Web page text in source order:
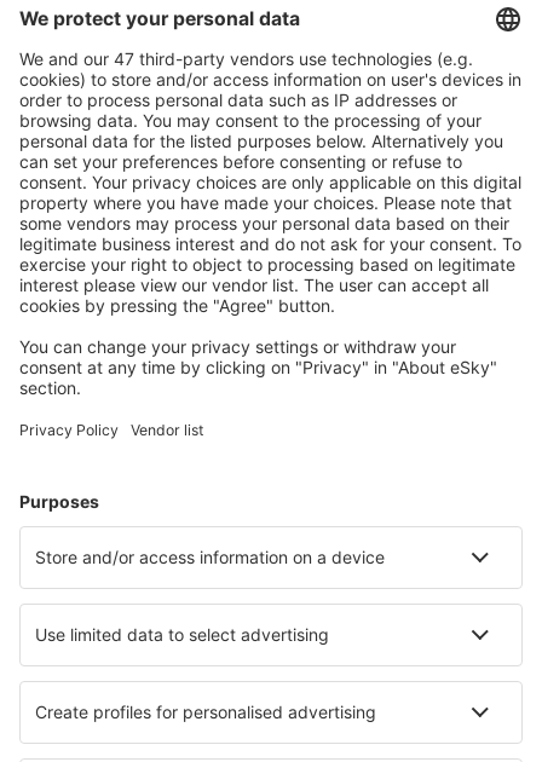
Descarcă aplicația noastrăși organizează-ţi
convenabil călătoriile
Planifică-ți călătoria
Bilete de avion
Zbor+Hotel
Află mai multe
Companii aeriene